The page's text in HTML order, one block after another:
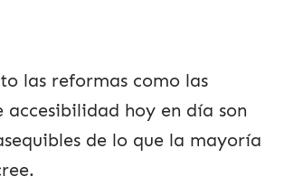
las reformas como las
accesibilidad hoy en día son
de lo que la mayoría